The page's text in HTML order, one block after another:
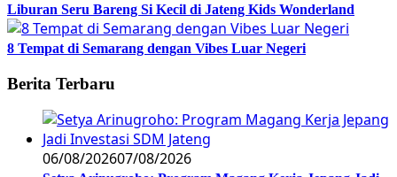
Liburan Seru Bareng Si Kecil di Jateng Kids Wonderland
8 Tempat di Semarang dengan Vibes Luar Negeri
Berita Terbaru
06/08/202607/08/2026